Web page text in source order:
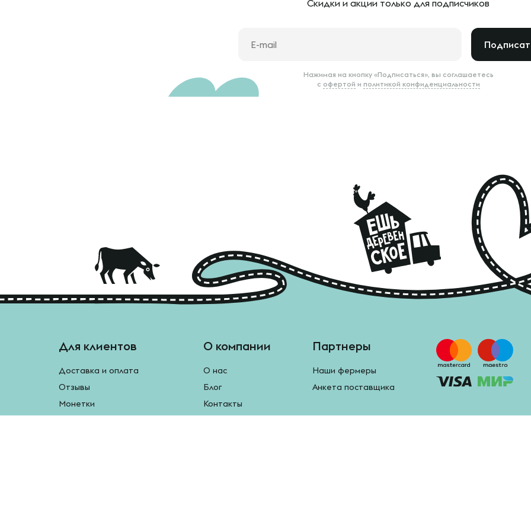
Скидки и акции только для подписчиков
Нажимая на кнопку «Подписаться», вы соглашаетесь
с офертой и политикой конфиденциальности
Для клиентов
Доставка и оплата
Отзывы
Монетки
О компании
О нас
Блог
Контакты
Партнеры
Наши фермеры
Анкета поставщика